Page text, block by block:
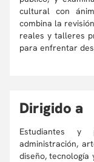
cultural con
combina la
reales y talleres
para enfrentar
Dirigido a
Estudiantes y
administración,
diseño, tecnología